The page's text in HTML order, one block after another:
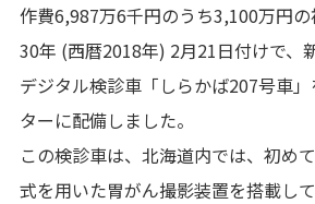
作費6,987万6千円のうち3,100万円
30年 (西暦2018年) 2月21日付けで、
デジタル検診車「しらかば207号車
ターに配備しました。
この検診車は、北海道内では、初め
式を用いた胃がん撮影装置を搭載し